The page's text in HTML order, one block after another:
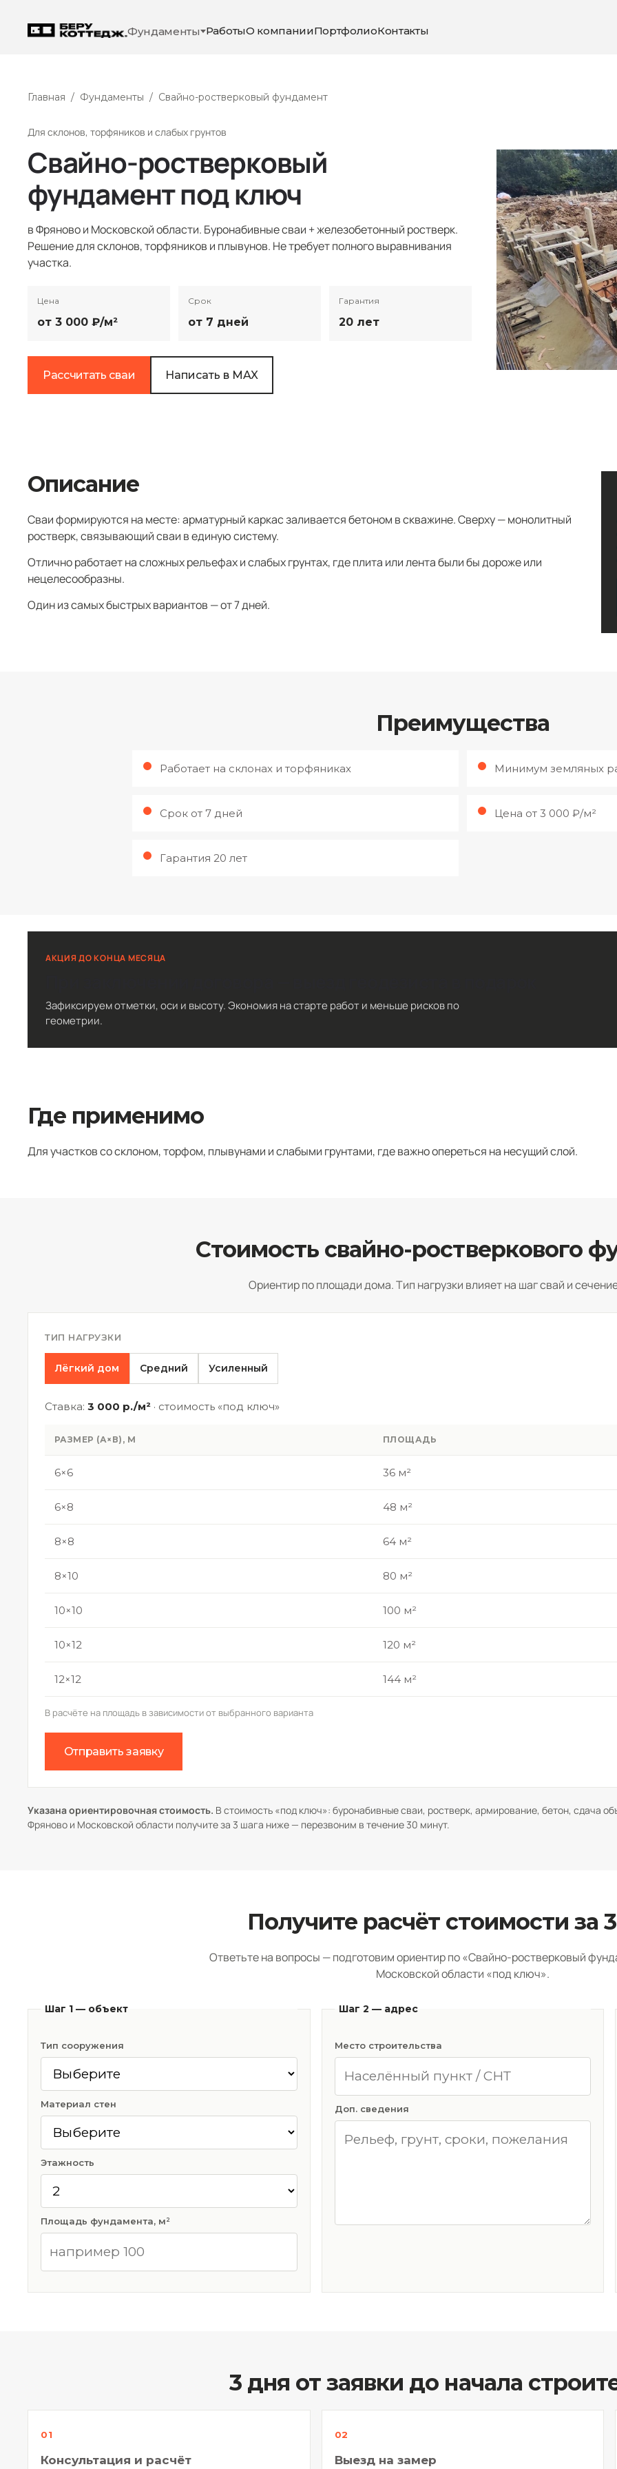
Фундаменты РаботыО компанииПортфолиоКонтакты
Главная / Фундаменты / Свайно-ростверковый фундамент
Для склонов, торфяников и слабых грунтов
Свайно-ростверковый
фундамент под ключ
в Фряново и Московской области. Буронабивные сваи + железобетонный ростверк.
Решение для склонов, торфяников и плывунов. Не требует полного выравнивания
участка.
Цена
от 3 000 ₽/м²
Срок
от 7 дней
Гарантия
20 лет
Рассчитать сваи Написать в MAX
Описание
Сваи формируются на месте: арматурный каркас заливается бетоном в скважине. Сверху — монолитный
ростверк, связывающий сваи в единую систему.
Отлично работает на сложных рельефах и слабых грунтах, где плита или лента были бы дороже или
нецелесообразны.
Один из самых быстрых вариантов — от 7 дней.
Преимущества
Работает на склонах и торфяниках Минимум земляных
Срок от 7 дней Цена от 3 000 ₽/м²
Гарантия 20 лет
АКЦИЯ ДО КОНЦА МЕСЯЦА
Зафиксируем отметки, оси и высоту. Экономия на старте работ и меньше рисков по
геометрии.
Где применимо
Для участков со склоном, торфом, плывунами и слабыми грунтами, где важно опереться на несущий слой.
Стоимость свайно-ростверкового
Ориентир по площади дома. Тип нагрузки влияет на шаг свай и
ТИП НАГРУЗКИ
Лёгкий дом Средний Усиленный
Ставка: 3 000 р./м² · стоимость «под ключ»
РАЗМЕР (А×В), М ПЛОЩАДЬ
6×6 36 м²
6×8 48 м²
8×8 64 м²
8×10 80 м²
10×10 100 м²
10×12 120 м²
12×12 144 м²
В расчёте на площадь в зависимости от выбранного варианта
Отправить заявку
Указана ориентировочная стоимость. В стоимость «под ключ»: буронабивные сваи, ростверк, армирование, бетон, сдача
Фряново и Московской области получите за 3 шага ниже — перезвоним в течение 30 минут.
Получите расчёт стоимости за
Ответьте на вопросы — подготовим ориентир по «Свайно-ростверковый
Московской области «под ключ».
Шаг 1 — объект
Тип сооружения
Материал стен
Этажность
Площадь фундамента, м²
Шаг 2 — адрес
Место строительства
Доп. сведения
3 дня от заявки до начала
Консультация и расчёт Выезд на замер